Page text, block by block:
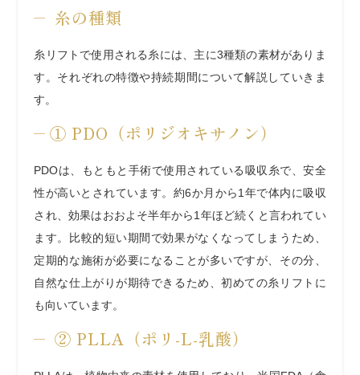
糸の種類
糸リフトで使用される糸には、主に3種類の素材がありま
す。それぞれの特徴や持続期間について解説していきま
す。
① PDO（ポリジオキサノン）
PDOは、もともと手術で使用されている吸収糸で、安全
性が高いとされています。約6か月から1年で体内に吸収
され、効果はおおよそ半年から1年ほど続くと言われてい
ます。比較的短い期間で効果がなくなってしまうため、
定期的な施術が必要になることが多いですが、その分、
自然な仕上がりが期待できるため、初めての糸リフトに
も向いています。
② PLLA（ポリ-L-乳酸）